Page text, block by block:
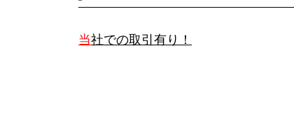
当社での取引有り！